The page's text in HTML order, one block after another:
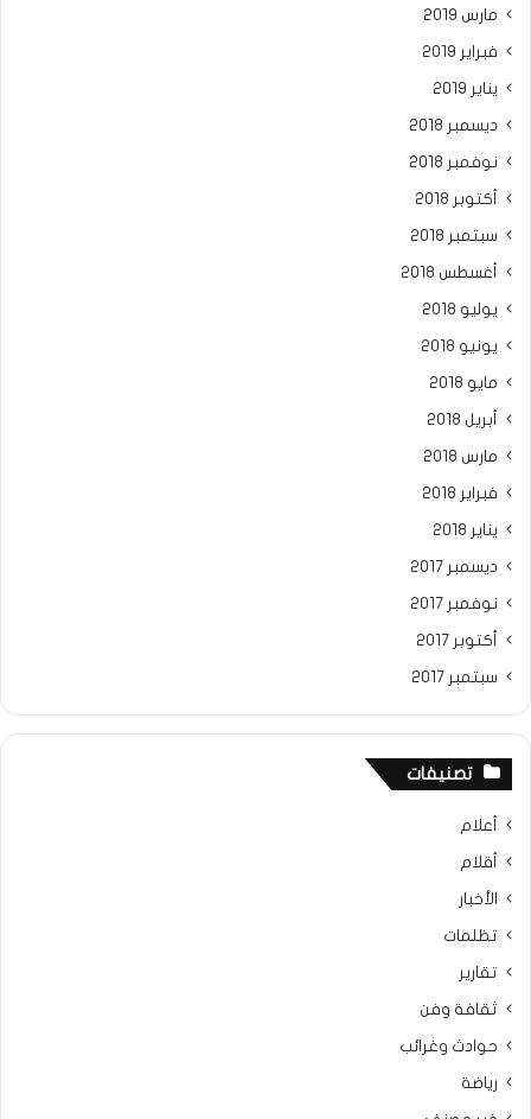
مارس 2019
فبراير 2019
يناير 2019
ديسمبر 2018
نوفمبر 2018
أكتوبر 2018
سبتمبر 2018
أغسطس 2018
يوليو 2018
يونيو 2018
مايو 2018
أبريل 2018
مارس 2018
فبراير 2018
يناير 2018
ديسمبر 2017
نوفمبر 2017
أكتوبر 2017
سبتمبر 2017
تصنيفات
أعلام
أقلام
الأخبار
تظلمات
تقارير
ثقافة وفن
حوادث وغرائب
رياضة